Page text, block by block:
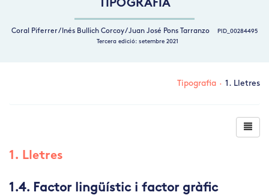
TIPOGRAFIA
Coral Piferrer / Inés Bullich Corcoy / Juan José Pons Tarranzo
PID_00284495
Tercera edició: setembre 2021
Tipografia · 1. Lletres
1. Lletres
1.4. Factor lingüístic i factor gràfic